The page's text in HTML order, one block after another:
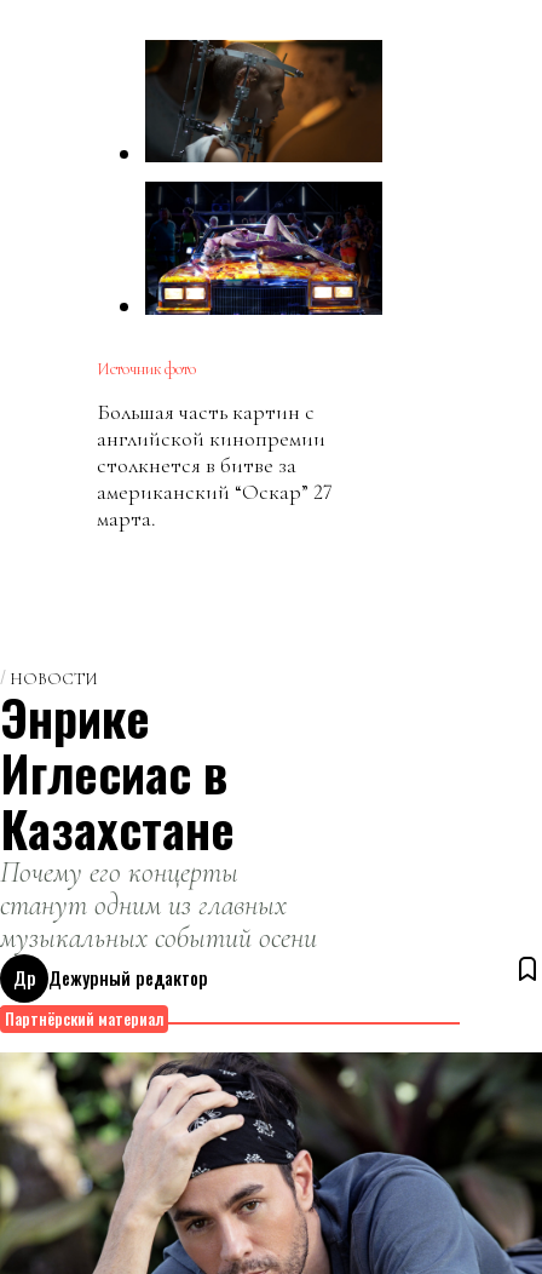
Источник фото
Большая часть картин с
английской кинопремии
столкнется в битве за
американский “Оскар” 27
марта.
НОВОСТИ
Энрике
Иглесиас в
Казахстане
Почему его концерты
станут одним из главных
музыкальных событий осени
Др Дежурный редактор
10 августа 2026
Партнёрский материал